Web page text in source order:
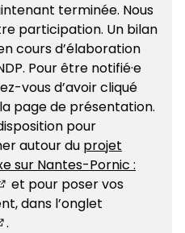
terminée. Nous
participation. Un bilan
cours d’élaboration
Pour être notifié·e
vous d’avoir cliqué
page de présentation.
pour
autour du projet
sur Nantes-Pornic :
dans un nouvel
et pour poser vos
dans l’onglet
.